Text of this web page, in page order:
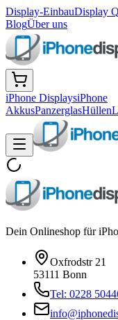
Display-EinbauDisplay
BlogÜber uns
iPhone DisplaysiPhone
AkkusPanzerglasHüllen
Dein Onlineshop für
Oxfrodstr 21
53111 Bonn
Tel: 0228